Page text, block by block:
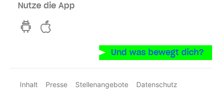
Nutze die App
hvv switch App auf GooglePlay
Und was bewegt dich?
Inhalt Presse Stellenangebote
Datenschutz